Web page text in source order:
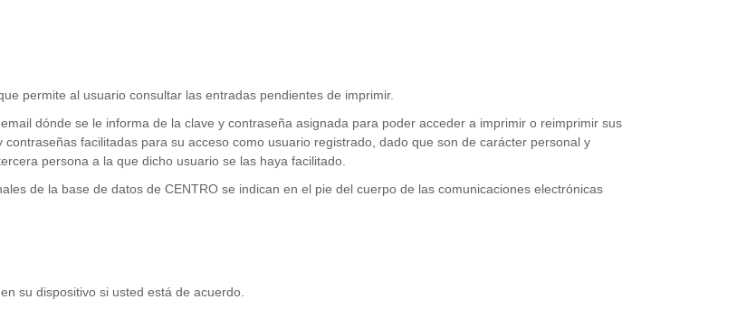
permite al usuario consultar las entradas pendientes de imprimir.
dónde se le informa de la clave y contraseña asignada para poder acceder a imprimir o reimprimir sus
facilitadas para su acceso como usuario registrado, dado que son de carácter personal y
persona a la que dicho usuario se las haya facilitado.
de la base de datos de CENTRO se indican en el pie del cuerpo de las comunicaciones electrónicas
su dispositivo si usted está de acuerdo.